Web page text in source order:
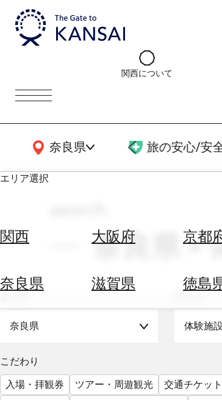
関西について
奈良県
関西広域MAP 旅の安心/安
エリア選択
関西 大阪府 京都
奈良県 滋賀県 徳島
ホ
す
替
を
奈良県 ×
奈良県 体験施設
こだわり
入場・拝観券
ツアー・周遊観光 交通チケッ